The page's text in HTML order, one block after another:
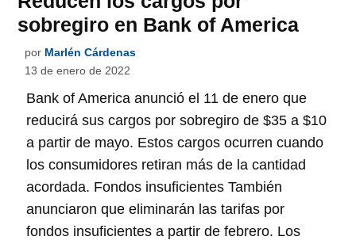
sobregiro en Bank of America
por Marlén Cárdenas
13 de enero de 2022
Bank of America anunció el 11 de enero que
reducirá sus cargos por sobregiro de $35 a $10
a partir de mayo. Estos cargos ocurren cuando
los consumidores retiran más de la cantidad
acordada. Fondos insuficientes También
anunciaron que eliminarán las tarifas por
fondos insuficientes a partir de febrero. Los